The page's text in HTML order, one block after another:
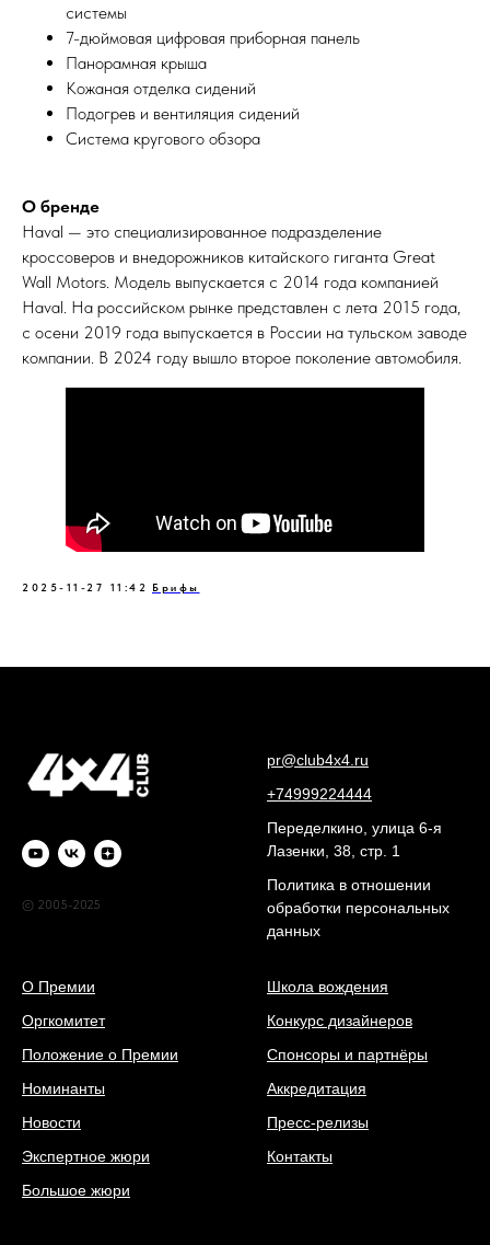
системы
7-дюймовая цифровая приборная панель
Панорамная крыша
Кожаная отделка сидений
Подогрев и вентиляция сидений
Система кругового обзора
О бренде
Haval — это специализированное подразделение
кроссоверов и внедорожников китайского гиганта Great
Wall Motors. Модель выпускается с 2014 года компанией
Haval. На российском рынке представлен с лета 2015 года,
с осени 2019 года выпускается в России на тульском заводе
компании. В 2024 году вышло второе поколение автомобиля.
2025-11-27 11:42 Брифы
© 2005-2025
pr@club4x4.ru
+74999224444
Переделкино, улица 6-я
Лазенки, 38, стр. 1
Политика в отношении
обработки персональных
данных
О Премии
Оргкомитет
Положение о Премии
Номинанты
Новости
Экспертное жюри
Большое жюри
Школа вождения
Конкурс дизайнеров
Спонсоры и партнёры
Аккредитация
Пресс-релизы
Контакты